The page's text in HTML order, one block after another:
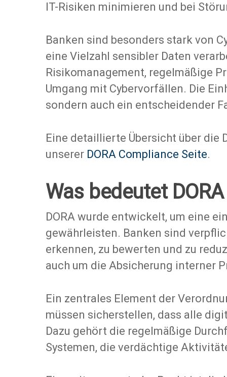
IT-Risiken minimieren und bei
Banken sind besonders stark von
eine Vielzahl sensibler Daten
Risikomanagement, regelmäßige
Umgang mit Cybervorfällen. Die
sondern auch ein entscheidender
Eine detaillierte Übersicht über die
unserer DORA Compliance Seite.
Was bedeutet
DORA wurde entwickelt, um eine
gewährleisten. Banken sind
erkennen, zu bewerten und zu
auch um die Absicherung interner
Ein zentrales Element der
müssen sicherstellen, dass alle
Dazu gehört die regelmäßige
Systemen, die verdächtige